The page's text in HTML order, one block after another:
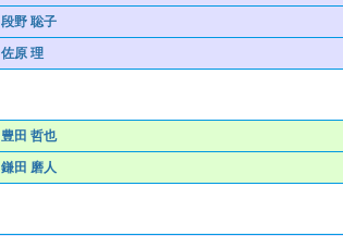
段野 聡子
佐原 理
豊田 哲也
鎌田 磨人